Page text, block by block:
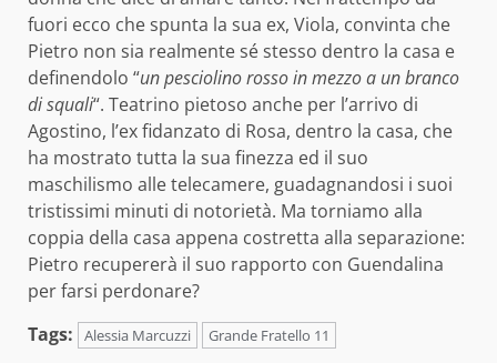
fuori ecco che spunta la sua ex, Viola, convinta che
Pietro non sia realmente sé stesso dentro la casa e
definendolo “un pesciolino rosso in mezzo a un branco
di squali“. Teatrino pietoso anche per l’arrivo di
Agostino, l’ex fidanzato di Rosa, dentro la casa, che
ha mostrato tutta la sua finezza ed il suo
maschilismo alle telecamere, guadagnandosi i suoi
tristissimi minuti di notorietà. Ma torniamo alla
coppia della casa appena costretta alla separazione:
Pietro recupererà il suo rapporto con Guendalina
per farsi perdonare?
Tags:
Alessia Marcuzzi Grande Fratello 11